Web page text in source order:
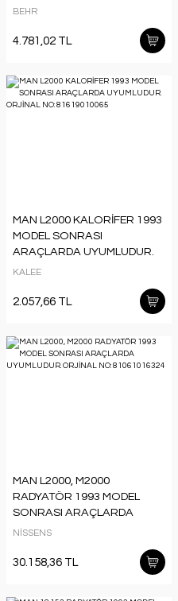
ORJİNAL NO: 81619010065
BEHR
4.781,02 TL
MAN L2000 KALORİFER 1993
MODEL SONRASI
ARAÇLARDA UYUMLUDUR.
ORJİNAL NO: 81619010065
KALEE
2.057,66 TL
MAN L2000, M2000
RADYATÖR 1993 MODEL
SONRASI ARAÇLARDA
UYUMLUDUR. ORJİNAL NO:
NİSSENS
30.158,36 TL